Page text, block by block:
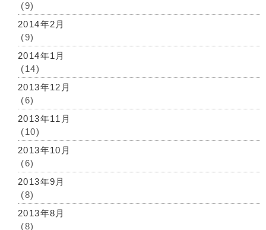
(9)
2014年2月
(9)
2014年1月
(14)
2013年12月
(6)
2013年11月
(10)
2013年10月
(6)
2013年9月
(8)
2013年8月
(8)